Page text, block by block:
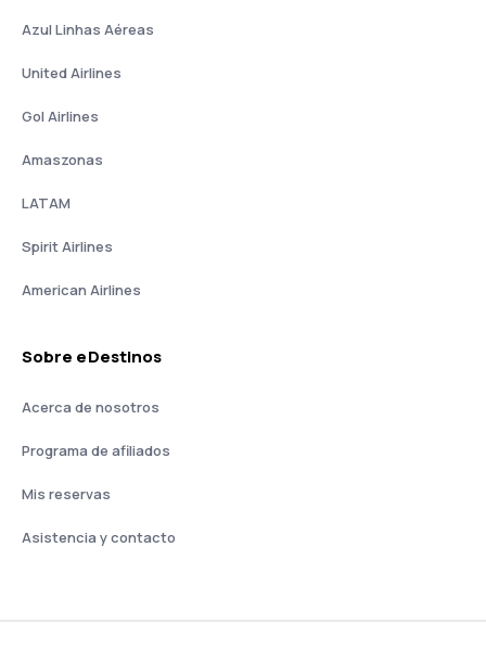
Azul Linhas Aéreas
United Airlines
Gol Airlines
Amaszonas
LATAM
Spirit Airlines
American Airlines
Sobre eDestinos
Acerca de nosotros
Programa de afiliados
Mis reservas
Asistencia y contacto